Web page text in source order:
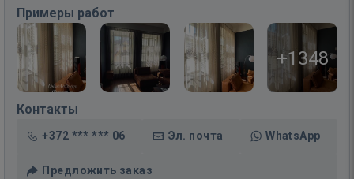
Примеры работ
+1348
Контакты
+372 *** *** 06 Эл. почта WhatsApp
Предложить заказ